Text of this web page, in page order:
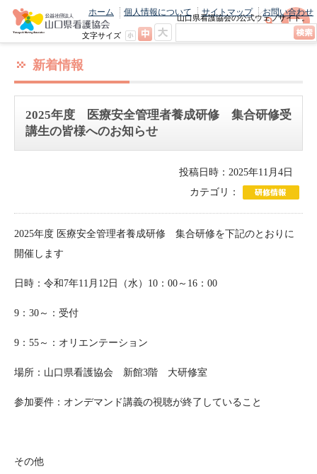
山口県看護協会の公式ウェブサイト。
最新のニュースやお知らせをいち早くお
ホーム 個人情報について サイトマップ お問い合わせ
文字サイズ
新着情報
2025年度 医療安全管理者養成研修 集合研修受
講生の皆様へのお知らせ
投稿日時：2025年11月4日
カテゴリ：
2025年度 医療安全管理者養成研修 集合研修を下記のとおりに
開催します
日時：令和7年11月12日（水）10：00～16：00
9：30～：受付
9：55～：オリエンテーション
場所：山口県看護協会 新館3階 大研修室
参加要件：オンデマンド講義の視聴が終了していること
その他